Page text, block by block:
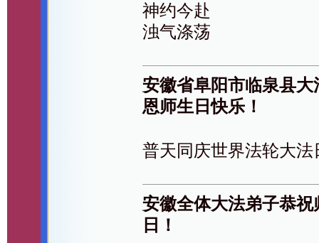
神约今赴
浊气涤荡
安徽省阜阳市临泉县
恩师生日快乐！
普天同庆世界法轮大法
安徽全体大法弟子恭
日！